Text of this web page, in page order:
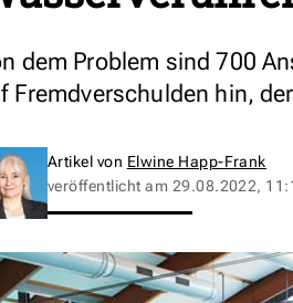
dem Problem sind 700
Fremdverschulden hin,
Artikel von Elwine Happ-Frank
veröffentlicht am 29.08.2022,